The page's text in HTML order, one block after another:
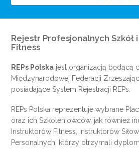
Rejestr Profesjonalnych
Fitness
REPs Polska jest organizacją będącą
Międzynarodowej Federacji
posiadające System Rejestracji REPs.
REPs Polska reprezentuje wybrane
oraz ich Szkoleniowców, jak również
Instruktorów Fitness, Instruktorów
Personalnych, którzy otrzymali